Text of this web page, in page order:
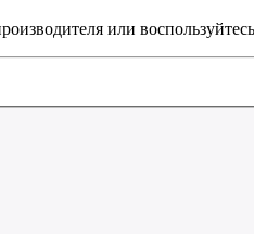
или